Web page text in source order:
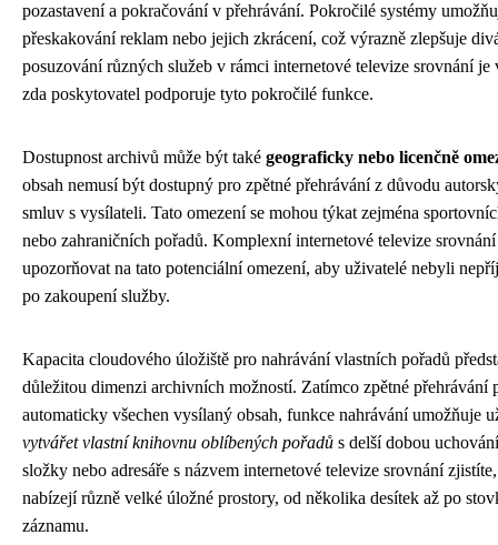
pozastavení a pokračování v přehrávání. Pokročilé systémy
přeskakování reklam nebo jejich zkrácení, což výrazně zlepšuje
posuzování různých služeb v rámci internetové televize srovnání je
zda poskytovatel podporuje tyto pokročilé funkce.
Dostupnost archivů může být také geograficky nebo licenčně
obsah nemusí být dostupný pro zpětné přehrávání z důvodu
smluv s vysílateli. Tato omezení se mohou týkat zejména
nebo zahraničních pořadů. Komplexní internetové televize
upozorňovat na tato potenciální omezení, aby uživatelé nebyli
po zakoupení služby.
Kapacita cloudového úložiště pro nahrávání vlastních pořadů
důležitou dimenzi archivních možností. Zatímco zpětné přehrávání
automaticky všechen vysílaný obsah, funkce nahrávání umožňuje
vytvářet vlastní knihovnu oblíbených pořadů s delší dobou
složky nebo adresáře s názvem internetové televize srovnání
nabízejí různě velké úložné prostory, od několika desítek až po
záznamu.